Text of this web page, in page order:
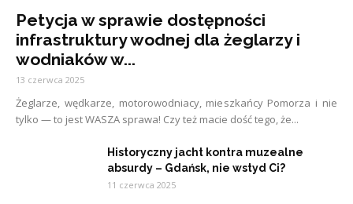
Petycja w sprawie dostępności
infrastruktury wodnej dla żeglarzy i
wodniaków w...
13 czerwca 2025
Żeglarze, wędkarze, motorowodniacy, mieszkańcy Pomorza i nie
tylko — to jest WASZA sprawa! Czy też macie dość tego, że...
Historyczny jacht kontra muzealne
absurdy – Gdańsk, nie wstyd Ci?
11 czerwca 2025